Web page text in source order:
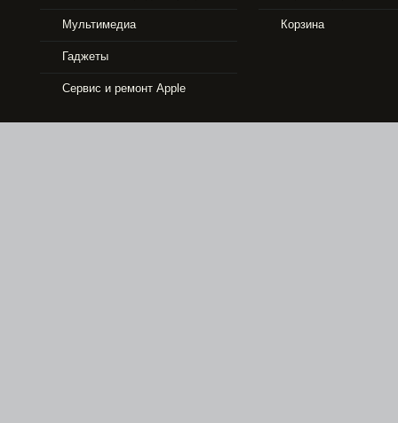
1100 р.
Мультимедиа
Гаджеты
Сервис и ремонт Apple
Корзина